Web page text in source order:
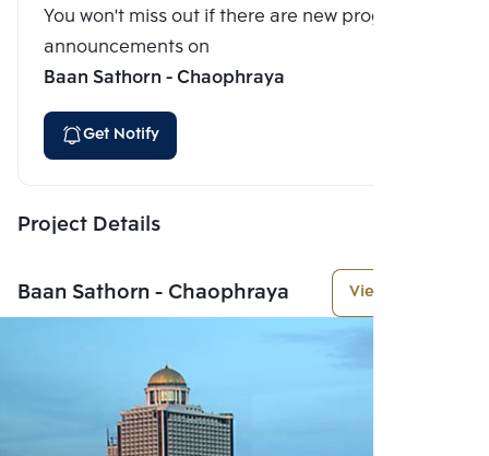
You won't miss out if there are new program
announcements on
Baan Sathorn - Chaophraya
Get Notify
Project Details
Baan Sathorn - Chaophraya View More